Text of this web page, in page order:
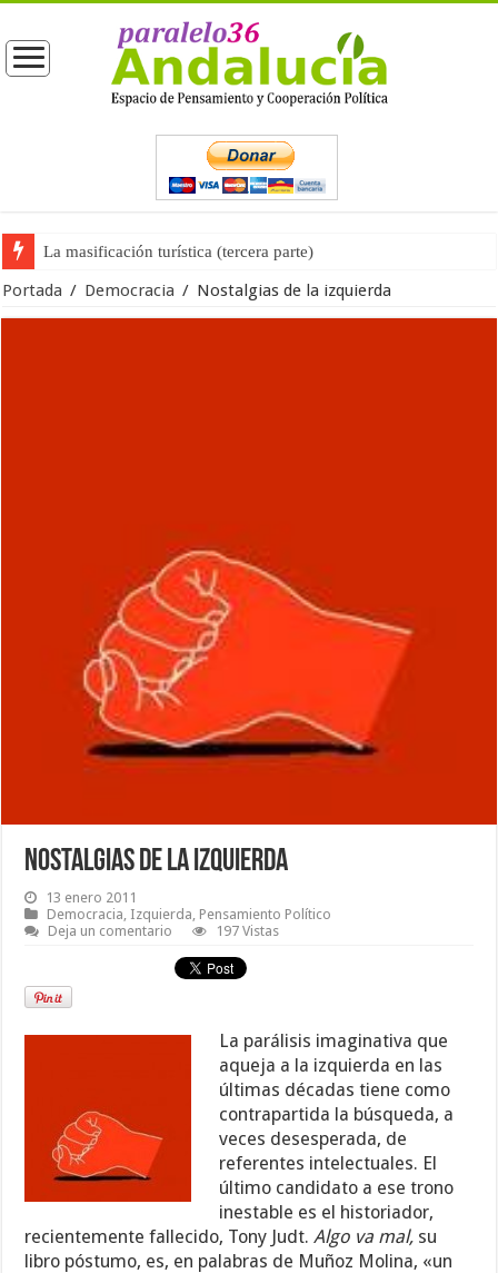
La opinión pública ante las próximas elecciones generales
Portada / Democracia / Nostalgias de la izquierda
Nostalgias de la izquierda
13 enero 2011
Democracia Izquierda Pensamiento Político
Deja un comentario
197 Vistas
La parálisis imaginativa que
aqueja a la izquierda en las
últimas décadas tiene como
contrapartida la búsqueda, a
veces desesperada, de
referentes intelectuales. El
último candidato a ese trono
inestable es el historiador,
recientemente fallecido, Tony Judt. Algo va mal, su
libro póstumo, es, en palabras de Muñoz Molina, «un